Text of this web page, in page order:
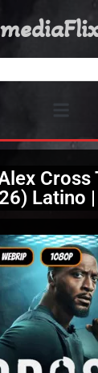
Cross
Latino